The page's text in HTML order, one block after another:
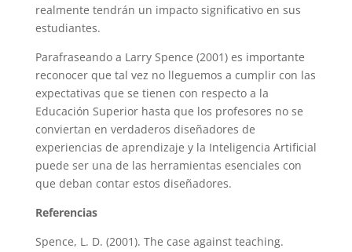
realmente tendrán un impacto significativo en sus
estudiantes.
Parafraseando a Larry Spence (2001) es importante
reconocer que tal vez no lleguemos a cumplir con las
expectativas que se tienen con respecto a la
Educación Superior hasta que los profesores no se
conviertan en verdaderos diseñadores de
experiencias de aprendizaje y la Inteligencia Artificial
puede ser una de las herramientas esenciales con
que deban contar estos diseñadores.
Referencias
Spence, L. D. (2001). The case against teaching.